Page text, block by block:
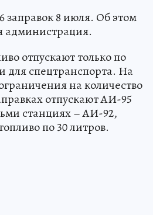
заправок 8 июля. Об этом
администрация.
отпускают только по
для спецтранспорта. На
на количество
отпускают АИ-95
станциях – АИ-92,
по 30 литров.